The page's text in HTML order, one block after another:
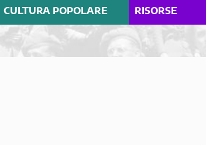
CULTURA POPOLARE RISORSE